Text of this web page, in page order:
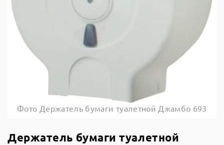
Фото Держатель бумаги туалетной Джамбо 693
Держатель бумаги туалетной